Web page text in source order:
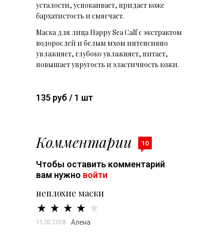
усталости, успокаивает, придает коже
бархатистость и смягчает.
Маска для лица Happy Sea Calf с экcтрактом
водорослей и белым мхом интенсивно
увлажняет, глубоко увлажняет, питает,
повышает упругость и эластичность кожи.
135 руб / 1 шт
Комментарии 10
Чтобы оставить комментарий
вам нужно войти
неплохие маски
15.02.2018 Алена